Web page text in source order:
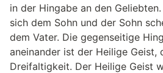
in der Hingabe an den
sich dem Sohn und der Sohn
dem Vater. Die gegenseitige
aneinander ist der Heilige Geist,
Dreifaltigkeit. Der Heilige Geist